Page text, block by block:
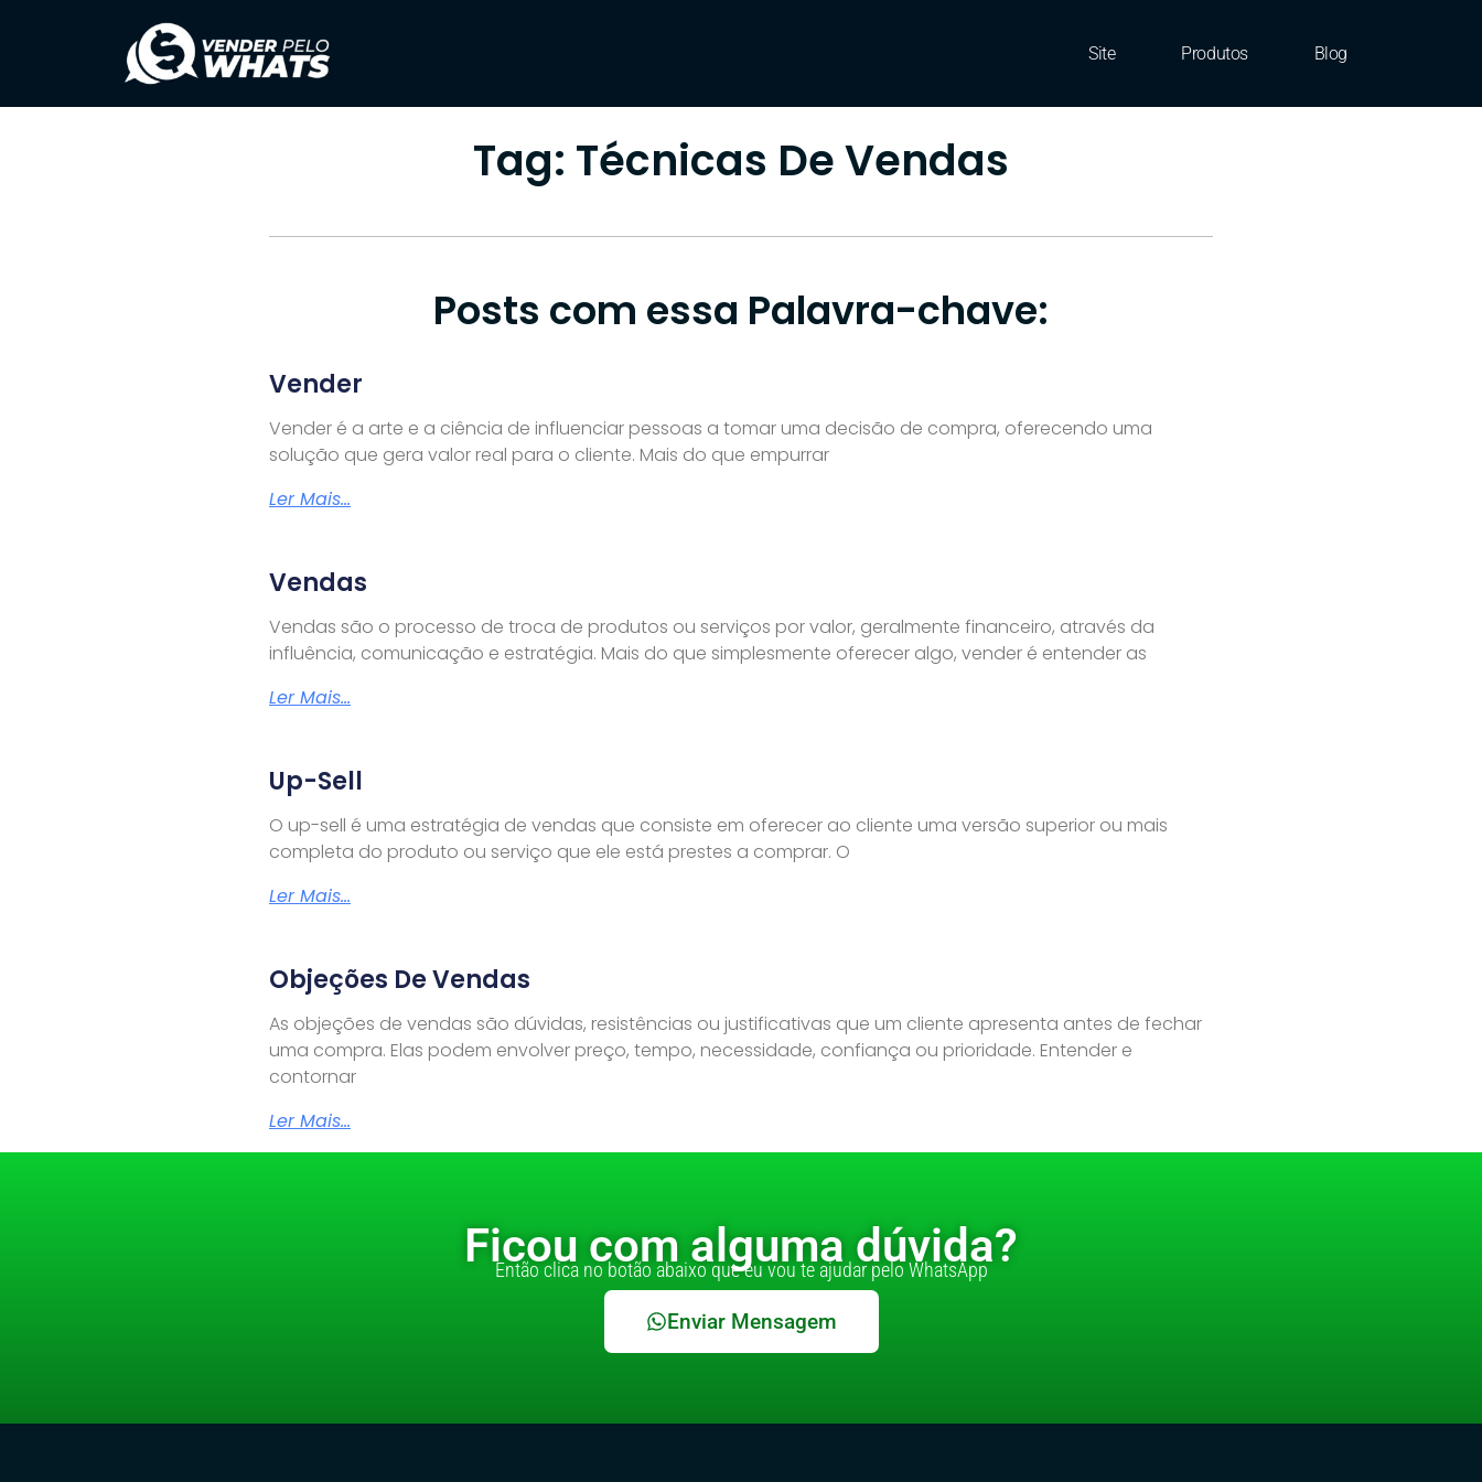
Site Produtos Blog
Tag: Técnicas De Vendas
Posts com essa Palavra-chave:
Vender
Vender é a arte e a ciência de influenciar pessoas a tomar uma decisão de compra, oferecendo uma
solução que gera valor real para o cliente. Mais do que empurrar
Ler Mais...
Vendas
Vendas são o processo de troca de produtos ou serviços por valor, geralmente financeiro, através da
influência, comunicação e estratégia. Mais do que simplesmente oferecer algo, vender é entender as
Ler Mais...
Up-Sell
O up-sell é uma estratégia de vendas que consiste em oferecer ao cliente uma versão superior ou mais
completa do produto ou serviço que ele está prestes a comprar. O
Ler Mais...
Objeções De Vendas
As objeções de vendas são dúvidas, resistências ou justificativas que um cliente apresenta antes de fechar
uma compra. Elas podem envolver preço, tempo, necessidade, confiança ou prioridade. Entender e
contornar
Ler Mais...
Ficou com alguma dúvida?
Então clica no botão abaixo que eu vou te ajudar pelo WhatsApp
Enviar Mensagem